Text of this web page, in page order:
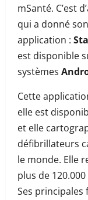
mSanté. C’est
qui a donné
application :
est disponible
systèmes
Cette
elle est
et elle
défibrillateurs
le monde. Elle
plus de
Ses